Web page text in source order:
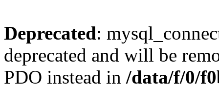
Deprecated:
deprecated and will be
PDO instead in /data/f/0/